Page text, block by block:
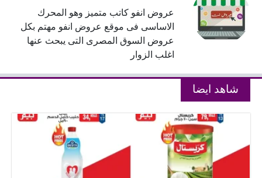
عروض انفو كاتب متميز وهو المحرك
الاساسى فى موقع عروض انفو مهتم بكل
عروض السوق المصرى التى يبحث عنها
اغلب الزوار
شاهد ايضا